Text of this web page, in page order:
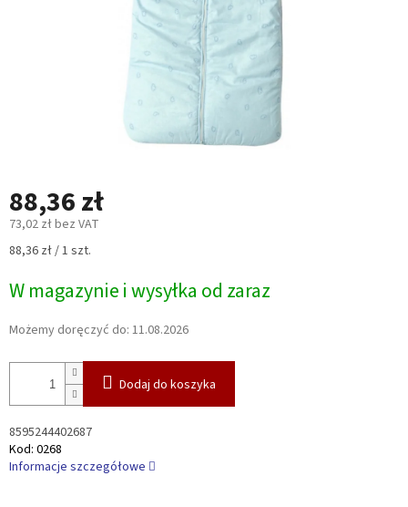
88,36 zł
73,02 zł bez VAT
Cena
88,36 zł / 1 szt.
W magazynie i wysyłka od zaraz
Możemy doręczyć do: 11.08.2026
Dodaj do koszyka
8595244402687
Kod: 0268
Informacje szczegółowe